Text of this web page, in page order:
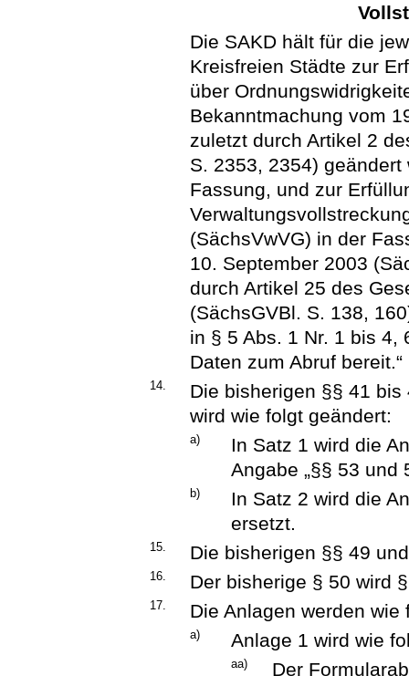
Die SAKD hält für die
Kreisfreien Städte zur
über
Bekanntmachung vom
zuletzt durch Artikel 2
S. 2353, 2354)
Fassung, und zur
(SächsVwVG) in der
10. September 2003
durch Artikel 25 des
(SächsGVBl. S. 138,
in § 5 Abs. 1 Nr. 1 bis 4,
Daten zum Abruf bereit.“
14.
Die bisherigen §§ 41
wird wie folgt geändert:
a)
In Satz 1 wird die
Angabe „§§ 53 und
b)
In Satz 2 wird die
ersetzt.
15. Die bisherigen §§ 49
16. Der bisherige § 50 wird
17. Die Anlagen werden wie
a) Anlage 1 wird wie
aa) Der